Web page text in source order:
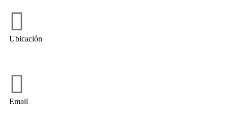
Ubicación
Email